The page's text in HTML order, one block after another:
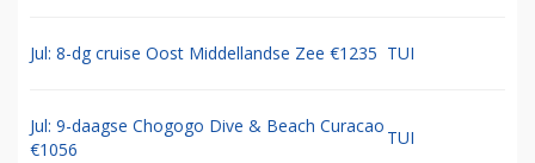
Jul: 8-dg cruise Oost Middellandse Zee €1235 TUI
Jul: 9-daagse Chogogo Dive & Beach Curacao
€1056
TUI